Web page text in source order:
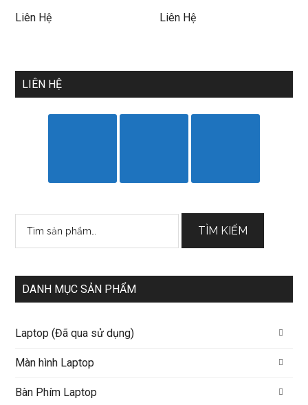
Liên Hệ
Liên Hệ
LIÊN HỆ
kiếm:
TÌM KIẾM
DANH MỤC SẢN PHẨM
Laptop (Đã qua sử dụng)
Màn hình Laptop
Bàn Phím Laptop